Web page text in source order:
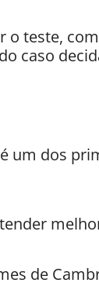
o teste,
caso
é um dos
de